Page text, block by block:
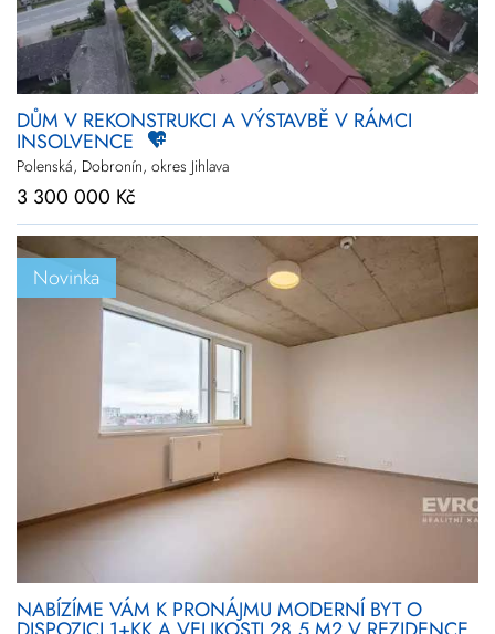
DŮM V REKONSTRUKCI A VÝSTAVBĚ V RÁMCI
INSOLVENCE
Polenská, Dobronín, okres Jihlava
3 300 000 Kč
Novinka
NABÍZÍME VÁM K PRONÁJMU MODERNÍ BYT O